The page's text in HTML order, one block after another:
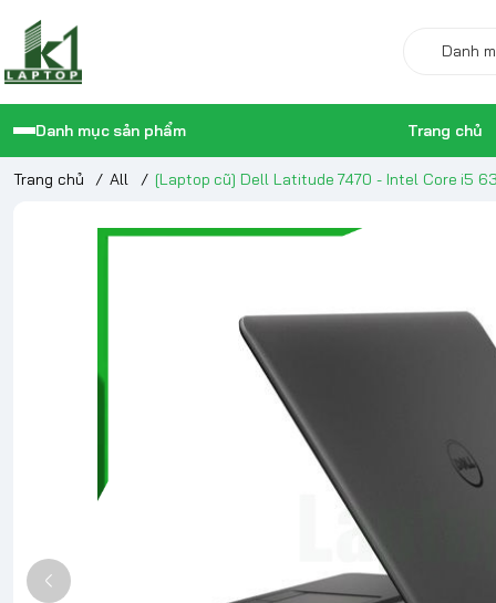
Danh mục sản phẩm Trang chủ
Trang chủ / All / [Laptop cũ] Dell Latitude 7470 - Intel Core i5